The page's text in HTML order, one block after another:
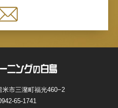
米市三潴町福光460−2
65-1741